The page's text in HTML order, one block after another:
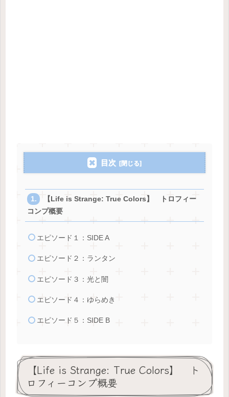
目次
【Life is Strange: True Colors】 トロフィー
コンプ概要
エピソード１：SIDE A
エピソード２：ランタン
エピソード３：光と闇
エピソード４：ゆらめき
エピソード５：SIDE B
【Life is Strange: True Colors】 ト
ロフィーコンプ概要